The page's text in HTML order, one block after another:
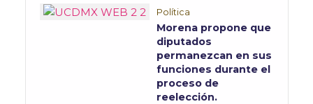
Política
Morena propone que
diputados
permanezcan en sus
funciones durante el
proceso de
reelección.